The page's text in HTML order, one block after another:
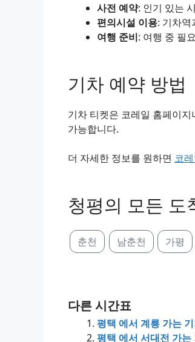
사전 예약: 인기 있는
편의시설 이용: 기차역
여행 준비: 여행 중 필
기차 예약 방법
기차 티켓은 코레일 홈페이
가능합니다.
더 자세한 정보를 원하면 코
청평의 모든 도
춘천 남춘천 가평
다른 시간표
평택 에서 계룡 가는
평택 에서 서대전 가는